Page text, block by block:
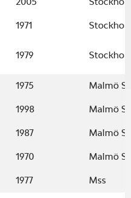
1971
1979
1975 Malmö
1998 Malmö
1987 Malmö
1970 Malmö
1977 Mss